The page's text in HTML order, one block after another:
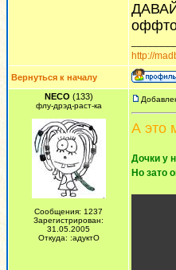
http://
Вернуться к началу
NECO (133)
флу-дрэд-раст-ка
Сообщения: 1237
Зарегистрирован:
31.05.2005
Откуда: :адуктО
А это
Дочки у
Но зато